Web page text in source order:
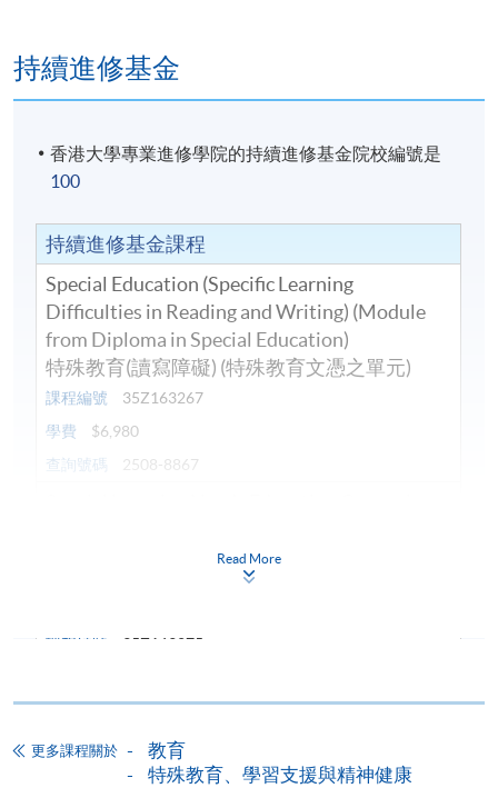
持續進修基金
香港大學專業進修學院的持續進修基金院校編號是
100
持續進修基金課程
Special Education (Specific Learning
Difficulties in Reading and Writing) (Module
from Diploma in Special Education)
特殊教育(讀寫障礙) (特殊教育文憑之單元)
課程編號
35Z163267
學費
$6,980
查詢號碼
2508-8867
in Special Education)
認識及支援專注力不足及過度活躍學童 (特殊
課程編號
35Z163275
查詢號碼
2508-8867
Special Learning Needs Education Course in
Gifted Children (Module from Diploma in
Read More
更多課程關於
教育
特殊教育、學習支援與精神健康